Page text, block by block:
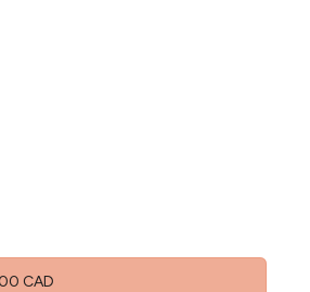
CAD